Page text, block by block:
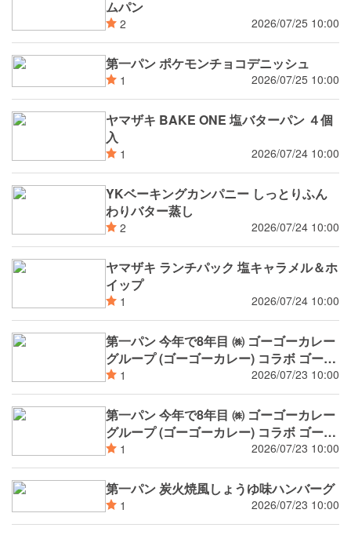
ムパン
2 2026/07/25 10:00
第一パン ポケモンチョコデニッシュ
1 2026/07/25 10:00
ヤマザキ BAKE ONE 塩バターパン ４個
入
1 2026/07/24 10:00
YKベーキングカンパニー しっとりふん
わりバター蒸し
2 2026/07/24 10:00
ヤマザキ ランチパック 塩キャラメル＆ホ
イップ
1 2026/07/24 10:00
第一パン 今年で8年目 ㈱ ゴーゴーカレー
グループ (ゴーゴーカレー) コラボ ゴーゴ
ーカレー監修チーズウインナー焼きカレ
ーパン
1 2026/07/23 10:00
第一パン 今年で8年目 ㈱ ゴーゴーカレー
グループ (ゴーゴーカレー) コラボ ゴーゴ
ーカレー監修濃厚ブラックカレーパン
1 2026/07/23 10:00
第一パン 炭火焼風しょうゆ味ハンバーグ
1 2026/07/23 10:00